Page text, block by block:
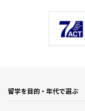
留学を目的・年代で選ぶ